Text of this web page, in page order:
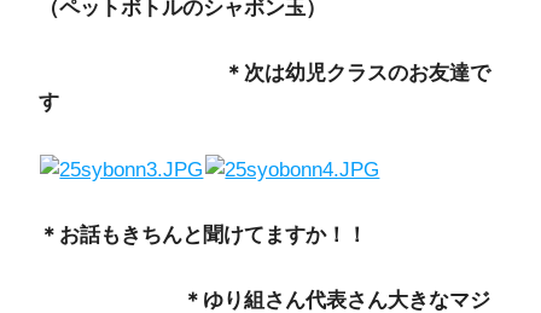
（ペットボトルのシャボン玉）
＊次は幼児クラスのお友達で
す
＊お話もきちんと聞けてますか！！
＊ゆり組さん代表さん大きなマジ